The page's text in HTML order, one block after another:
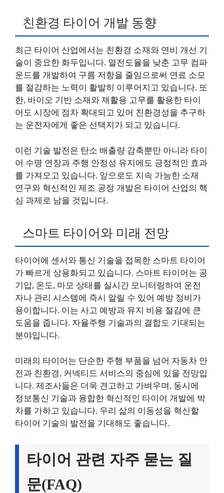
친환경 타이어 개발 동향
최근 타이어 산업에서는 친환경 소재와 연비 개선 기
술이 중요한 화두입니다. 열전도율을 낮춘 고무 컴파
운드를 개발하여 구름 저항을 줄임으로써 연료 소모
를 절감하는 노력이 활발히 이루어지고 있습니다. 또
한, 바이오 기반 소재와 재활용 고무를 활용한 타이
어도 시장에 점차 확대되고 있어 친환경성을 추구하
는 운전자에게 좋은 선택지가 되고 있습니다.
이런 기술 발전은 탄소 배출량 감축뿐만 아니라 타이
어 수명 연장과 주행 안정성 유지에도 긍정적인 효과
를 가져오고 있습니다. 앞으로도 지속 가능한 소재
연구와 혁신적인 제조 공정 개발은 타이어 산업의 핵
심 과제로 남을 것입니다.
스마트 타이어와 미래 전망
타이어에 센서와 통신 기술을 접목한 스마트 타이어
가 빠르게 상용화되고 있습니다. 스마트 타이어는 공
기압, 온도, 마모 상태를 실시간 모니터링하여 운전
자나 관리 시스템에 즉시 알릴 수 있어 예방 정비가
용이합니다. 이는 사고 예방과 유지 비용 절감에 큰
도움을 줍니다. 자율주행 기술과의 결합도 기대되는
분야입니다.
미래의 타이어는 단순한 주행 부품을 넘어 자동차 안
전과 친환경, 커넥티드 서비스의 중심에 있을 전망입
니다. 제조사들은 더욱 견고하고 가벼우며, 동시에
정보통신 기술과 융합한 혁신적인 타이어 개발에 박
차를 가하고 있습니다. 우리 삶의 이동성을 혁신할
타이어 기술의 발전을 기대해도 좋습니다.
타이어 관련 자주 묻는 질
문(FAQ)